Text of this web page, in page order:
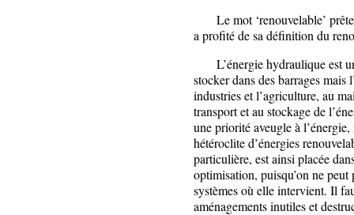
Le mot ‘renouvelable’
a profité de sa définition du
L’énergie hydraulique est
stocker dans des barrages mais
industries et l’agriculture, au
transport et au stockage de
une priorité aveugle à
hétéroclite d’énergies
particulière, est ainsi placée
optimisation, puisqu’on ne
systèmes où elle intervient. Il
aménagements inutiles et